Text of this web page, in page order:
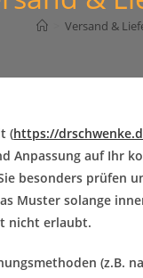
Versand &
(https://
Anpassung auf Ihr
besonders
Muster solange
nicht erlaubt.
(z.B.